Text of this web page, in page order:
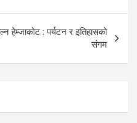
हेम्जाकोट : पर्यटन र इतिहासको
संगम